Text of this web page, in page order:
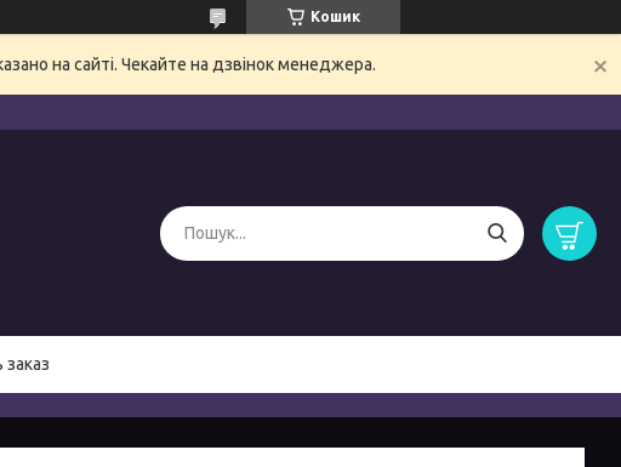
Кошик
на сайті. Чекайте на дзвінок менеджера.